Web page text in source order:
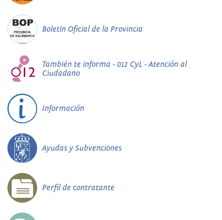
Boletín Oficial de la Provincia
También te informa - 012 CyL - Atención al
Ciudadano
Información
Ayudas y Subvenciones
Perfil de contratante